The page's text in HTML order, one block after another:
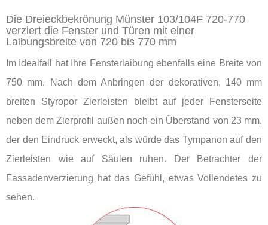
Die Dreieckbekrönung Münster 103/104F 720-770
verziert die Fenster und Türen mit einer
Laibungsbreite von 720 bis 770 mm
Im Idealfall hat Ihre Fensterlaibung ebenfalls eine Breite von
750 mm. Nach dem Anbringen der dekorativen, 140 mm
breiten Styropor Zierleisten bleibt auf jeder Fensterseite
neben dem Zierprofil außen noch ein Überstand von 23 mm,
der den Eindruck erweckt, als würde das Tympanon auf den
Zierleisten wie auf Säulen ruhen. Der Betrachter der
Fassadenverzierung hat das Gefühl, etwas Vollendetes zu
sehen.